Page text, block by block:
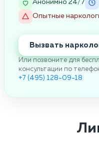
Анонимно 24/7
Опытные
Вызвать
Или позвоните для
консультации по
+7 (495) 128-09-18